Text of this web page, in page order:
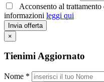
Acconsento al
informazioni leggi qui
Invia offerta
×
Tienimi Aggiornato
Nome *